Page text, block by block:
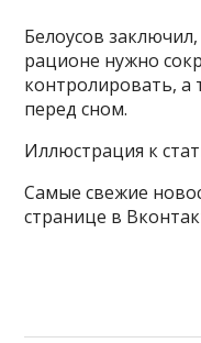
Белоусов
рационе нужно
контролировать, а
перед сном.
Иллюстрация к
Самые свежие
странице в